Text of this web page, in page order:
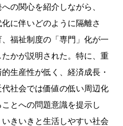
の関心を紹介しながら、
に伴いどのように隔離さ
福祉制度の「専門」化が一
かが説明された。特に、重
生産性が低く、経済成長・
社会では価値の低い周辺化
とへの問題意識を提示し
きいきと生活しやすい社会